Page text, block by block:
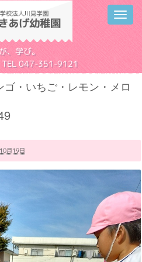
、学び。
047-351-9121
・いちご・レモン・メロ
月19日